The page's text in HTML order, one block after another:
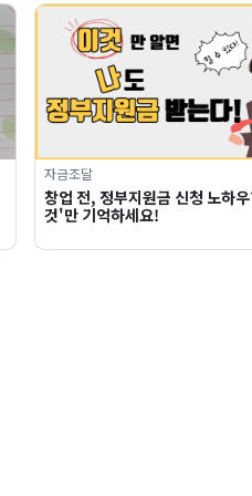
자금조달
창업 전, 정부지원금 신청 노하
것'만 기억하세요!